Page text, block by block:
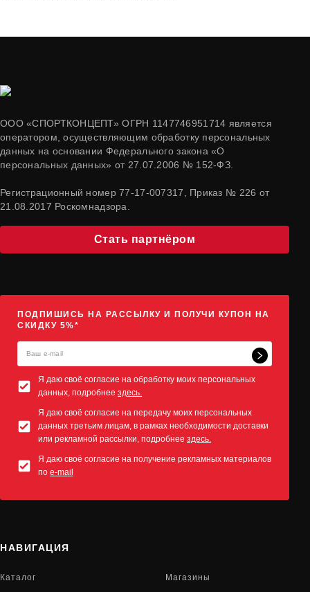
ООО «СПОРТКОНЦЕПТ» ОГРН 1147746951714 является
оператором, осуществляющим обработку персональных
данных на основании Федерального закона «О
персональных данных» от 27.07.2006 № 152-ФЗ.
Регистрационный номер 77-17-007317, Приказ № 226 от
21.08.2017 Роскомнадзора.
Стать партнёром
ПОДПИШИСЬ НА РАССЫЛКУ И ПОЛУЧИ КУПОН НА
СКИДКУ 5%*
Я даю своё согласие на обработку моих персональных
данных, подробнее здесь.
Я даю своё согласие на передачу моих персональных
данных третьим лицам, в рамках необходимости доставки
или рекламной рассылки, подробнее здесь.
Я даю своё согласие на получение рекламных материалов
по e-mail
НАВИГАЦИЯ
Каталог Магазины